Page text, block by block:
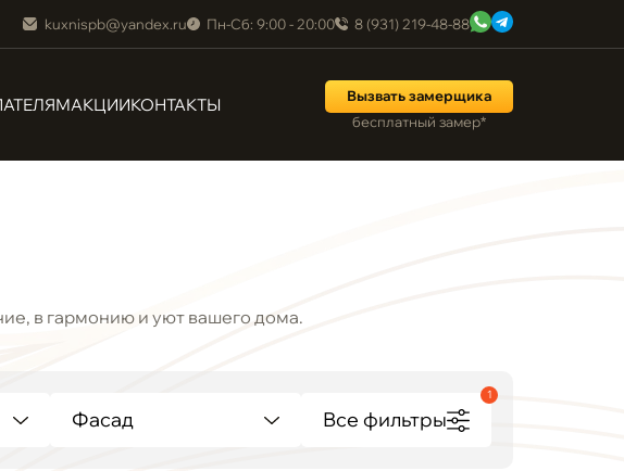
kuxnispb@yandex.ru Пн-Сб: 9:00 - 20:00 8 (931) 219-48-88
АКЦИИКОНТАКТЫ
Вызвать замерщика
бесплатный замер*
в гармонию и уют вашего дома.
Фасад
1
Все фильтры